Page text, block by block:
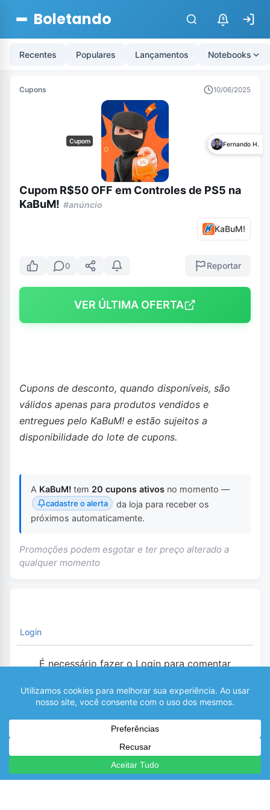
Boletando $
Recentes Populares Lançamentos Notebooks
Cupons 10/06/2025
Cupom Fernando H.
Cupom R$50 OFF em Controles de PS5 na
KaBuM! #anúncio
KaBuM!
0 Reportar
VER ÚLTIMA OFERTA
Cupons de desconto, quando disponíveis, são
válidos apenas para produtos vendidos e
entregues pelo KaBuM! e estão sujeitos a
disponibilidade do lote de cupons.
A KaBuM! tem 20 cupons ativos no momento —
cadastre o alerta
da loja para receber os
próximos automaticamente.
Promoções podem esgotar e ter preço alterado a
qualquer momento
Login
É necessário fazer o Login para comentar
0 COMENTÁRIOS